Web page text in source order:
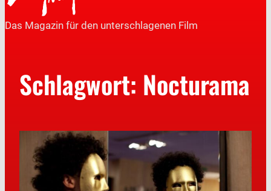
Das Magazin für den unterschlagenen Film
Schlagwort: Nocturama